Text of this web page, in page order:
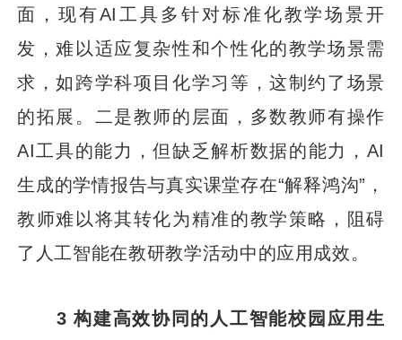
面，现有AI工具多针对标准化教学场景开
发，难以适应复杂性和个性化的教学场景需
求，如跨学科项目化学习等，这制约了场景
的拓展。二是教师的层面，多数教师有操作
AI工具的能力，但缺乏解析数据的能力，AI
生成的学情报告与真实课堂存在“解释鸿沟”，
教师难以将其转化为精准的教学策略，阻碍
了人工智能在教研教学活动中的应用成效。
3 构建高效协同的人工智能校园应用生